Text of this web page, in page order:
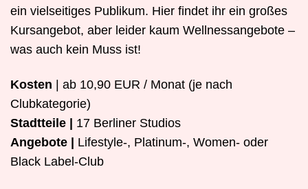
ein vielseitiges Publikum. Hier findet ihr ein großes
Kursangebot, aber leider kaum Wellnessangebote –
was auch kein Muss ist!
Kosten | ab 10,90 EUR / Monat (je nach
Clubkategorie)
Stadtteile | 17 Berliner Studios
Angebote | Lifestyle-, Platinum-, Women- oder
Black Label-Club